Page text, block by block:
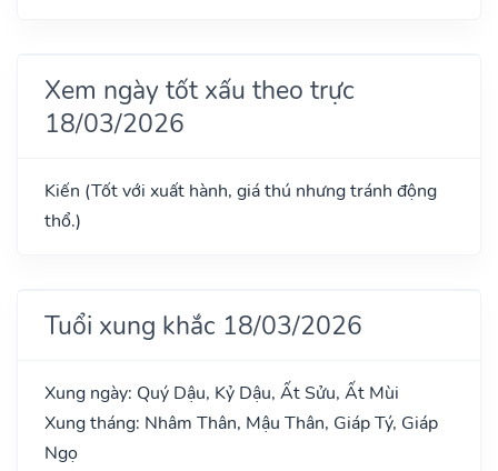
Xem ngày tốt xấu theo trực
18/03/2026
Kiến (Tốt với xuất hành, giá thú nhưng tránh động
thổ.)
Tuổi xung khắc 18/03/2026
Xung ngày: Quý Dậu, Kỷ Dậu, Ất Sửu, Ất Mùi
Xung tháng: Nhâm Thân, Mậu Thân, Giáp Tý, Giáp
Ngọ